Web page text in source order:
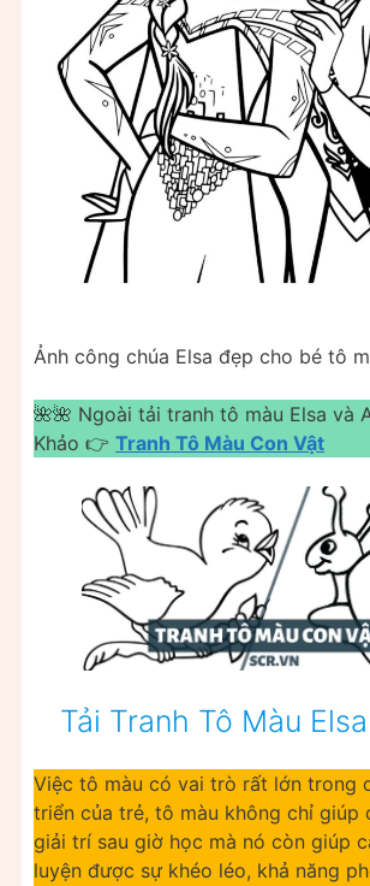
Ảnh công chúa Elsa đẹp cho bé tô
🌺🌺 Ngoài tải tranh tô màu Elsa và
Khảo 👉 Tranh Tô Màu Con Vật
Tải Tranh Tô Màu
Việc tô màu có vai trò rất lớn trong
triển của trẻ, tô màu không chỉ giúp
giải trí sau giờ học mà nó còn giúp
luyện được sự khéo léo, khả năng